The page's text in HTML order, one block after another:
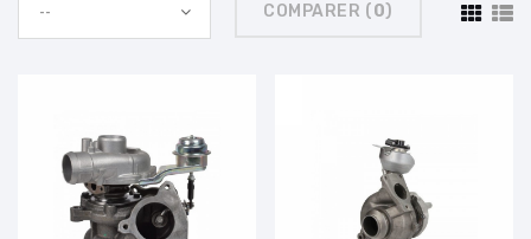
-- COMPARER (0)